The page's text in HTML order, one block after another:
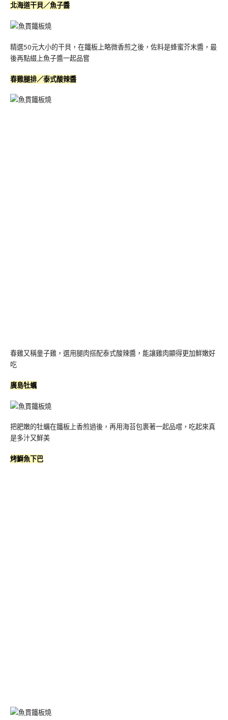
北海道干貝／魚子醬
精選50元大小的干貝，在鐵板上略微香煎之後，佐料是蜂蜜芥末醬，最
後再點綴上魚子醬一起品嘗
春雞腿排／泰式酸辣醬
春雞又稱童子雞，選用腿肉搭配泰式酸辣醬，能讓雞肉顯得更加鮮嫩好
吃
廣島牡蠣
把肥嫩的牡蠣在鐵板上香煎過後，再用海苔包裹著一起品嚐，吃起來真
是多汁又鮮美
烤鰤魚下巴